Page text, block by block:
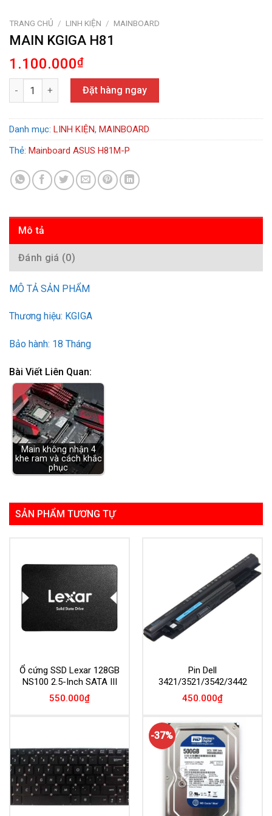
TRANG CHỦ / LINH KIỆN / MAINBOARD
MAIN KGIGA H81
1.100.000₫
MAIN KGIGA H81 số lượngĐặt hàng ngay
Danh mục: LINH KIỆN, MAINBOARD
Thẻ: Mainboard ASUS H81M-P
Mô tả
Đánh giá (0)
MÔ TẢ SẢN PHẨM
Thương hiệu: KGIGA
Bảo hành: 18 Tháng
Bài Viết Liên Quan:
Main không nhận 4
khe ram và cách khắc
phục
SẢN PHẨM TƯƠNG TỰ
Ổ cứng SSD Lexar 128GB
NS100 2.5-Inch SATA III
550.000₫
Pin Dell
3421/3521/3542/3442
450.000₫
-37%